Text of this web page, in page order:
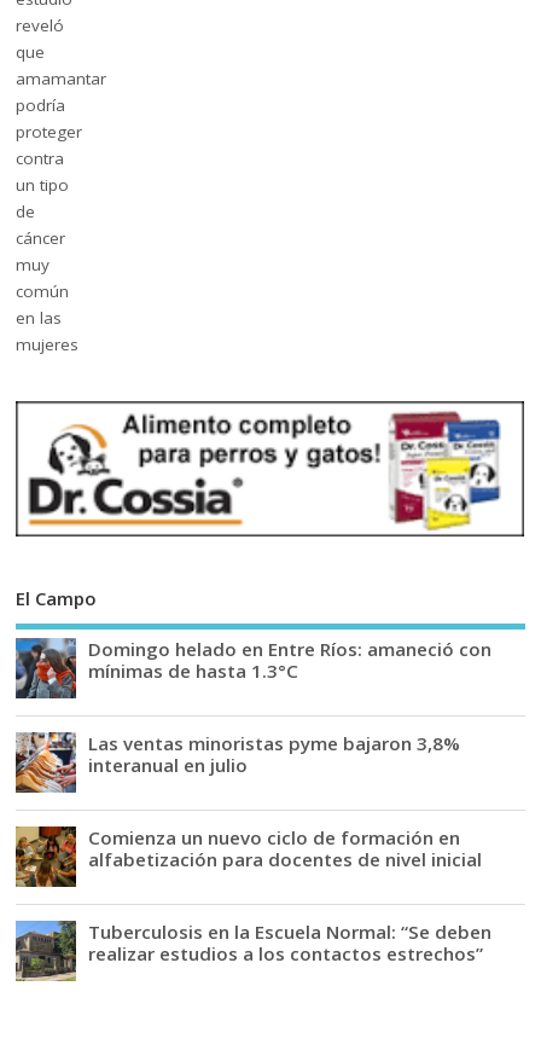
El Campo
Domingo helado en Entre Ríos: amaneció con
mínimas de hasta 1.3°C
Las ventas minoristas pyme bajaron 3,8%
interanual en julio
Comienza un nuevo ciclo de formación en
alfabetización para docentes de nivel inicial
Tuberculosis en la Escuela Normal: “Se deben
realizar estudios a los contactos estrechos”